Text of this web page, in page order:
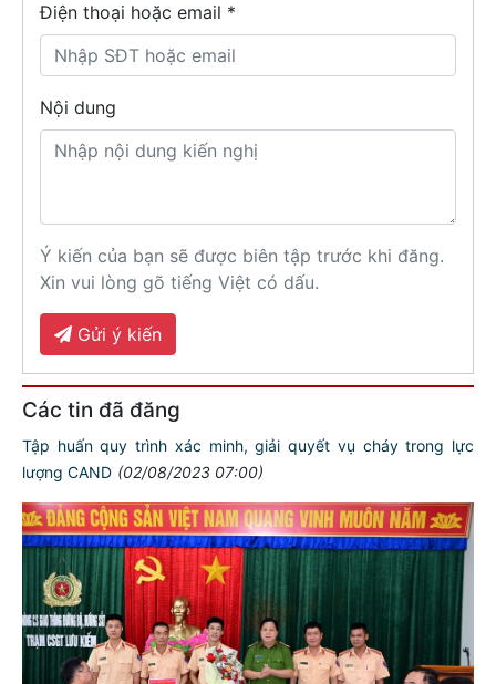
Điện thoại hoặc email *
Nội dung
Ý kiến của bạn sẽ được biên tập trước khi đăng.
Xin vui lòng gõ tiếng Việt có dấu.
Gửi ý kiến
Các tin đã đăng